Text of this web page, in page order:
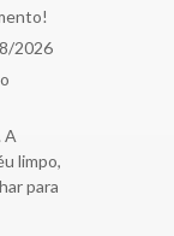
2026
A
limpo,
para